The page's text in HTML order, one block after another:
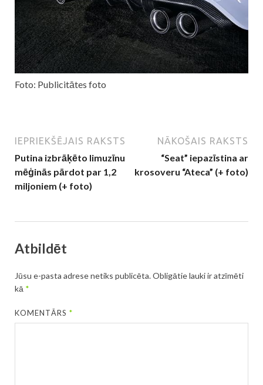
Foto: Publicitātes foto
IEPRIEKŠĒJAIS RAKSTS
Putina izbrāķēto limuzīnu
mēģinās pārdot par 1,2
miljoniem (+ foto)
NĀKOŠAIS RAKSTS
“Seat” iepazīstina ar
krosoveru “Ateca” (+ foto)
Atbildēt
Jūsu e-pasta adrese netiks publicēta.Obligātie lauki ir atzīmēti
kā *
KOMENTĀRS*